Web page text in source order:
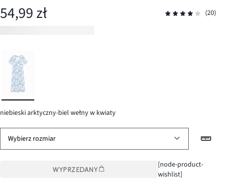
54,99 zł (20)
niebieski arktyczny-biel wełny w kwiaty
Wybierz rozmiar
WYPRZEDANY
[node-product-
wishlist]